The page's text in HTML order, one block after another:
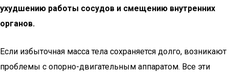
ухудшению работы сосудов и смещению внутренних
органов.
Если избыточная масса тела сохраняется долго, возникают
проблемы с опорно-двигательным аппаратом. Все эти